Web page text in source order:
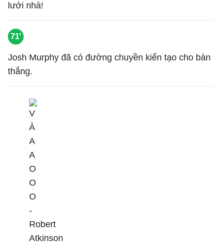
lưới nhà!
71'
Josh Murphy đã có đường chuyền kiến tạo cho bàn
thắng.